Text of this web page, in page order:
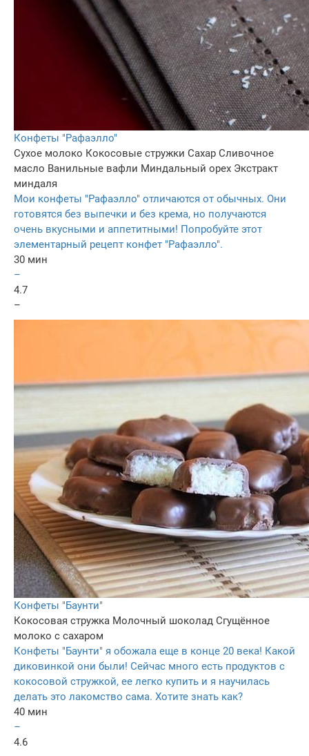
Конфеты "Рафаэлло"
Сухое молоко Кокосовые стружки Сахар Сливочное
масло Ванильные вафли Миндальный орех Экстракт
миндаля
Мои конфеты "Рафаэлло" отличаются от обычных. Они
готовятся без выпечки и без крема, но получаются
очень вкусными и аппетитными! Попробуйте этот
элементарный рецепт конфет "Рафаэлло".
30 мин
–
4.7
–
Конфеты "Баунти"
Кокосовая стружка Молочный шоколад Сгущённое
молоко с сахаром
Конфеты "Баунти" я обожала еще в конце 20 века! Какой
диковинкой они были! Сейчас много есть продуктов с
кокосовой стружкой, ее легко купить и я научилась
делать это лакомство сама. Хотите знать как?
40 мин
–
4.6